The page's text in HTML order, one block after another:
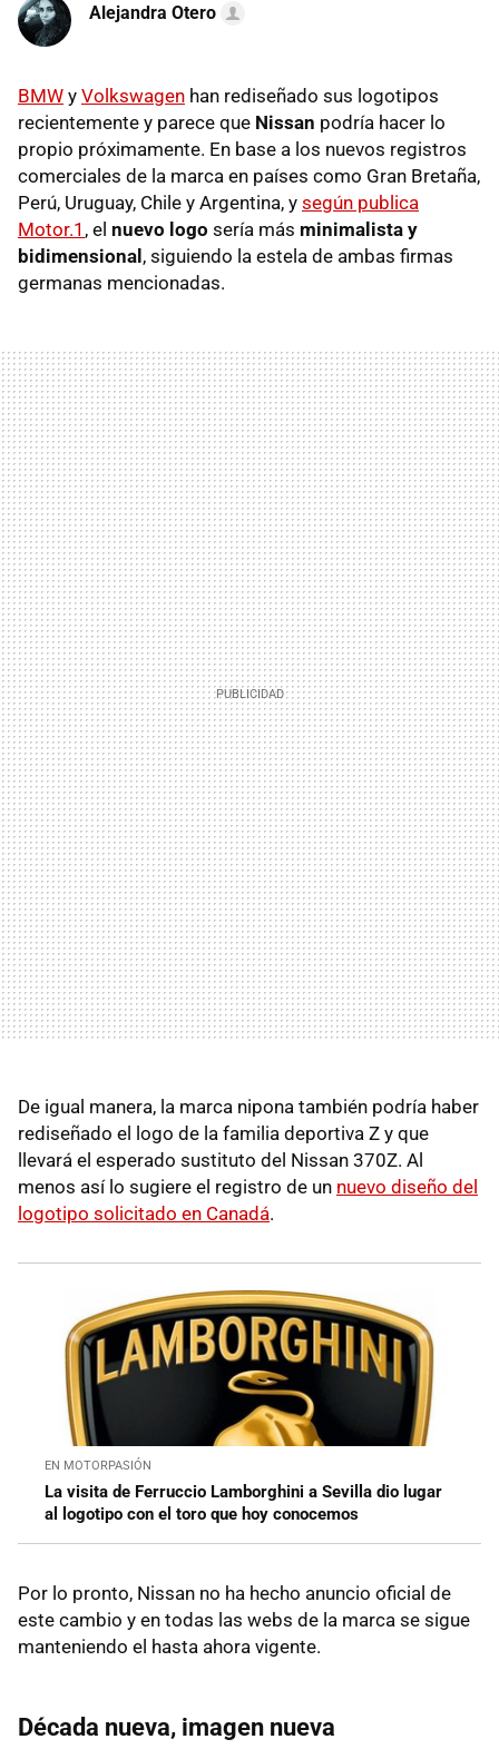
Alejandra Otero
BMW y Volkswagen han rediseñado sus logotipos
recientemente y parece que Nissan podría hacer lo
propio próximamente. En base a los nuevos registros
comerciales de la marca en países como Gran Bretaña,
Perú, Uruguay, Chile y Argentina, y según publica
Motor.1 , el nuevo logo sería más minimalista y
bidimensional, siguiendo la estela de ambas firmas
germanas mencionadas.
De igual manera, la marca nipona también podría haber
rediseñado el logo de la familia deportiva Z y que
llevará el esperado sustituto del Nissan 370Z. Al
menos así lo sugiere el registro de un nuevo diseño del
logotipo solicitado en Canadá.
EN MOTORPASIÓN
La visita de Ferruccio Lamborghini a Sevilla dio lugar
al logotipo con el toro que hoy conocemos
Por lo pronto, Nissan no ha hecho anuncio oficial de
este cambio y en todas las webs de la marca se sigue
manteniendo el hasta ahora vigente.
Década nueva, imagen nueva